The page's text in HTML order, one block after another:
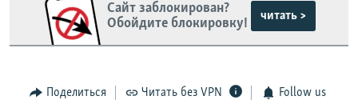
Сайт заблокирован?
Обойдите блокировку!
читать >
Поделиться Читать без VPN Follow us